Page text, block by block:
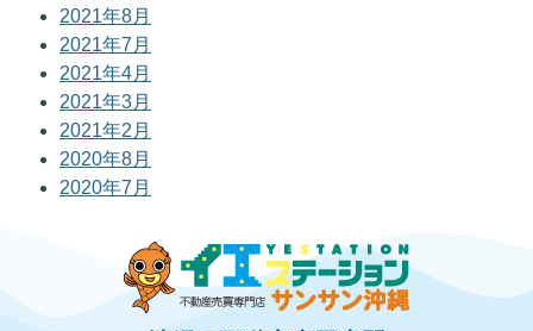
2021年8月
2021年7月
2021年4月
2021年3月
2021年2月
2020年8月
2020年7月